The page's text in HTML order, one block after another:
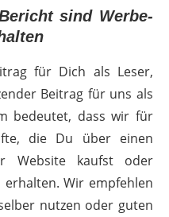
sind Werbe-
für Dich als Leser,
Beitrag für uns als
bedeutet, dass wir für
die Du über einen
Website kaufst oder
Wir empfehlen
nutzen oder guten